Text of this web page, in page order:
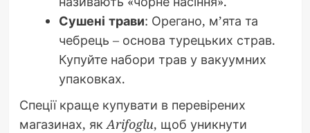
Сушені трави: Орегано, м’ята та
чебрець – основа турецьких страв.
Купуйте набори трав у вакуумних
упаковках.
Спеції краще купувати в перевірених
магазинах, якArifoglu, щоб уникнути